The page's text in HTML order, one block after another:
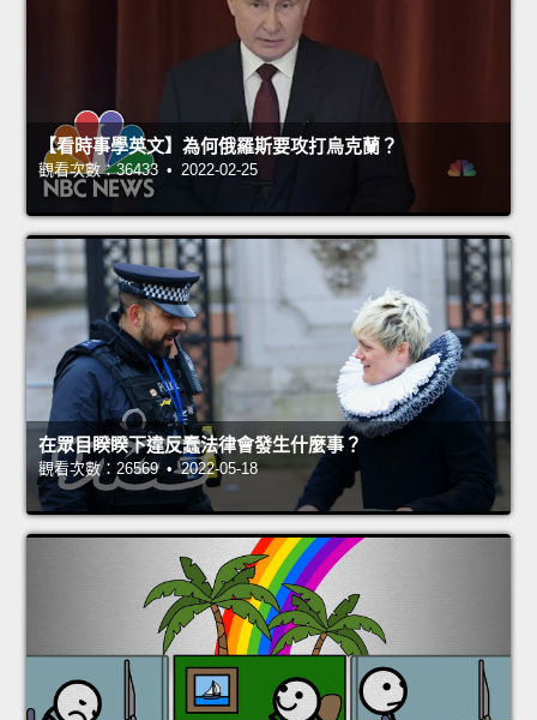
【看時事學英文】為何俄羅斯要攻打烏克蘭？
觀看次數：36433 • 2022-02-25
在眾目睽睽下違反蠢法律會發生什麼事？
觀看次數：26569 • 2022-05-18